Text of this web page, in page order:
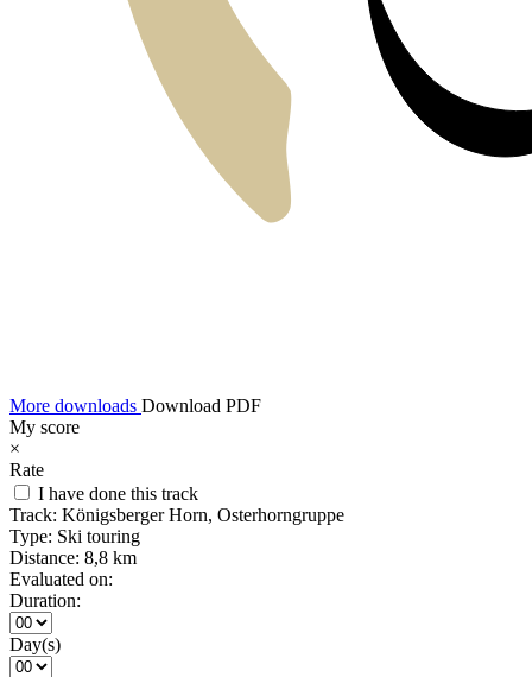
More downloads Download PDF
My score
×
Rate
I have done this track
Track: Königsberger Horn, Osterhorngruppe
Type: Ski touring
Distance: 8,8 km
Evaluated on:
Duration:
Day(s)